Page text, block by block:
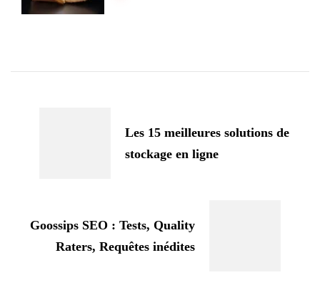
Les 15 meilleures solutions de
stockage en ligne
Goossips SEO : Tests, Quality
Raters, Requêtes inédites